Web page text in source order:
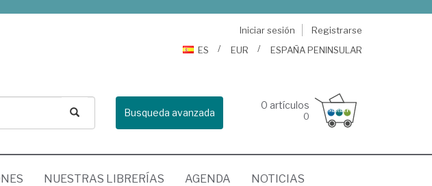
Iniciar sesión
Registrarse
ES
EUR ESPAÑA PENINSULAR
Busqueda avanzada
0 artículos
0
NUESTRAS LIBRERÍAS AGENDA NOTICIAS